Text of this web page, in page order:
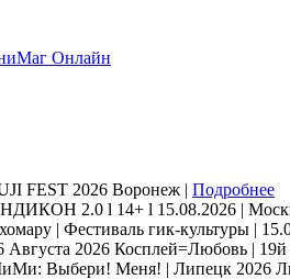
FEST 2026 Воронеж | Подробнее
2.0 ӏ 14+ ӏ 15.08.2026 |
| Фестиваль гик-культуры |
Августа 2026 Косплей=Любовь |
Выбери! Меня! | Липецк 2026